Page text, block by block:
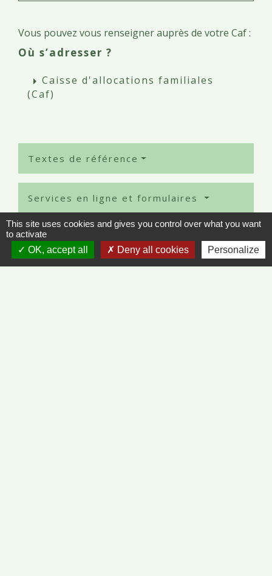
Vous pouvez vous renseigner auprès de votre Caf :
Où s’adresser ?
arrow_right Caisse d'allocations familiales
(Caf)
Textes de référence
Services en ligne et formulaires
Signaler une erreur sur cette page
This site uses cookies and gives you control over what you want
to activate
OK, accept all
Deny all cookies Personalize